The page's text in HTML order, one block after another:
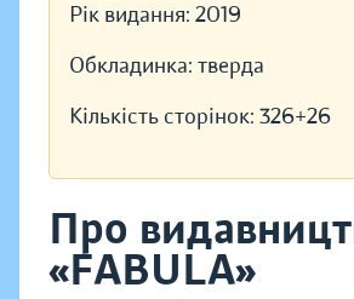
Рік видання: 2019
Обкладинка: тверда
Кількість сторінок: 326+26
Про
«FABULA»